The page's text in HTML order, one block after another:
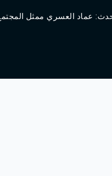
Taroudant 104.9
Guelmim
عماد العسري ممثل المجتمع